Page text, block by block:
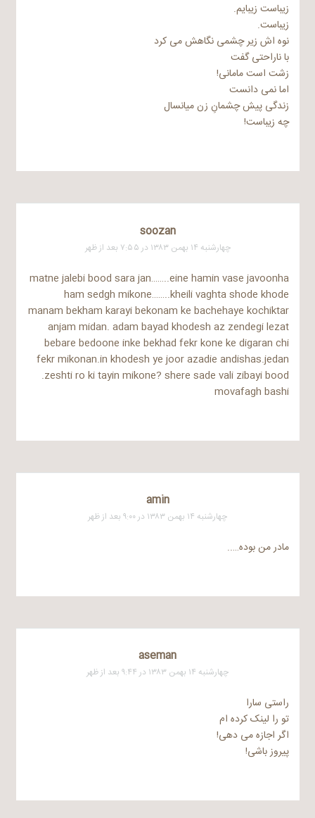
زیباست زیبایم.
زیباست.
نوه اش زیر چشمی نگاهش می کرد
با ناراحتی گفت
زشت است مامانی!
اما نمی دانست
زندگی پیش چشمانِ زن میانسال
چه زیباست!
soozan
چهارشنبه ۱۴ بهمن ۱۳۸۳ در ۷:۵۵ بعد از ظهر
matne jalebi bood sara jan……..eine hamin vase javoonha
ham sedgh mikone……..kheili vaghta shode khode
manam bekham karayi bekonam ke bachehaye kochiktar
anjam midan. adam bayad khodesh az zendegi lezat
bebare bedoone inke bekhad fekr kone ke digaran chi
fekr mikonan.in khodesh ye joor azadie andishas.jedan
zeshti ro ki tayin mikone? shere sade vali zibayi bood.
movafagh bashi
amin
چهارشنبه ۱۴ بهمن ۱۳۸۳ در ۹:۰۰ بعد از ظهر
مادر من بوده…..
aseman
چهارشنبه ۱۴ بهمن ۱۳۸۳ در ۹:۴۴ بعد از ظهر
راستی سارا
تو را لینک کرده ام
اگر اجازه می دهی!
پیروز باشی!